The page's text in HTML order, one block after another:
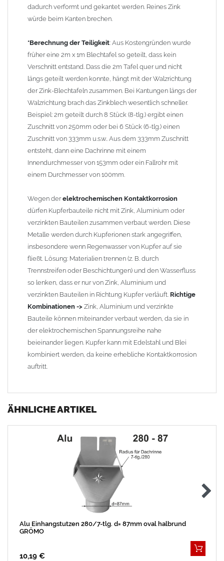
verzinkten Bauteilen in Richtung Kupfer verläuft.Richtige
Kombinationen -> Zink, Aluminium und verzinkte Bauteile
elektrochemischen Spannungsreihe nahe beieinander liegen.
Kupfer kann mit Edelstahl und Blei kombiniert werden, da keine
erhebliche Kontaktkorrosion auftritt.
dadurch verformt und gekantet werden. Reines Zink
würde beim Kanten brechen.
*Berechnung der Teiligkeit: Aus Kostengründen wurde
früher eine 2m x 1m Blechtafel so geteilt, dass kein
Verschnitt entstand. Dass die 2m Tafel quer und nicht
längs geteilt werden konnte, hängt mit der Walzrichtung
der Zink-Blechtafeln zusammen. Bei Kantungen längs der
Walzrichtung brach das Zinkblech wesentlich schneller.
Beispiel: 2m geteilt durch 8 Stück (8-tlg.) ergibt einen
Zuschnitt von 250mm oder bei 6 Stück (6-tlg.) einen
Zuschnitt von 333mm u.s.w.. Aus dem 333mm Zuschnitt
entsteht, dann eine Dachrinne mit einem
Innendurchmesser von 153mm oder ein Fallrohr mit
einem Durchmesser von 100mm.
Wegen derelektrochemischen Kontaktkorrosion
dürfen Kupferbauteile nicht mit Zink, Aluminium oder
verzinkten Bauteilen zusammen verbaut werden. Diese
Metalle werden durch Kupferionen stark angegriffen,
insbesondere wenn Regenwasser von Kupfer auf sie
fließt. Lösung: Materialien trennen (z. B. durch
Trennstreifen oder Beschichtungen) und den Wasserfluss
so lenken, dass er nur von Zink, Aluminium und
verzinkten Bauteilen in Richtung Kupfer verläuft. Richtige
Kombinationen -> Zink, Aluminium und verzinkte
Bauteile können miteinander verbaut werden, da sie in
der elektrochemischen Spannungsreihe nahe
beieinander liegen. Kupfer kann mit Edelstahl und Blei
kombiniert werden, da keine erhebliche Kontaktkorrosion
auftritt.
ÄHNLICHE ARTIKEL
Alu Einhangstutzen 280/7-tlg. d= 87mm oval halbrund
GRÖMO
10,19 €